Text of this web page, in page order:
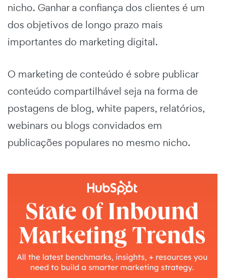
nicho. Ganhar a confiança dos clientes é um
dos objetivos de longo prazo mais
importantes do marketing digital.
O marketing de conteúdo é sobre publicar
conteúdo compartilhável seja na forma de
postagens de blog, white papers, relatórios,
webinars ou blogs convidados em
publicações populares no mesmo nicho.